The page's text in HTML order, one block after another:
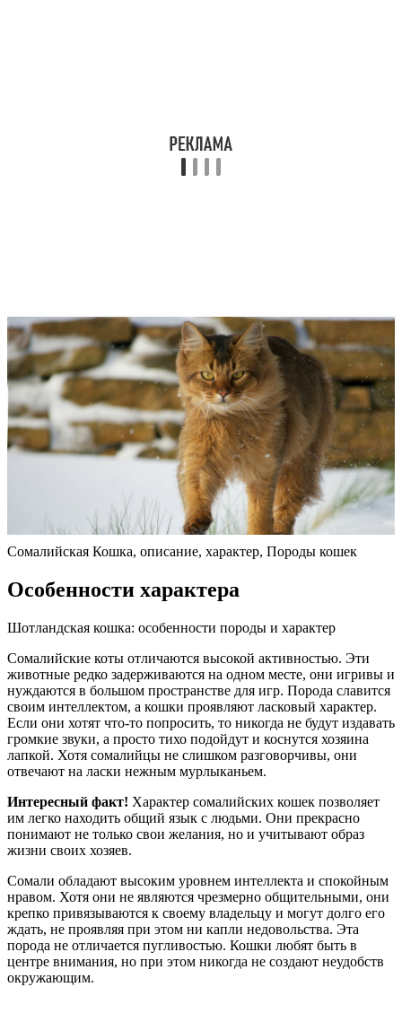
Сомалийская Кошка, описание, характер, Породы кошек
Особенности характера
Шотландская кошка: особенности породы и характер
Сомалийские коты отличаются высокой активностью. Эти
животные редко задерживаются на одном месте, они игривы и
нуждаются в большом пространстве для игр. Порода славится
своим интеллектом, а кошки проявляют ласковый характер.
Если они хотят что-то попросить, то никогда не будут издавать
громкие звуки, а просто тихо подойдут и коснутся хозяина
лапкой. Хотя сомалийцы не слишком разговорчивы, они
отвечают на ласки нежным мурлыканьем.
Интересный факт! Характер сомалийских кошек позволяет
им легко находить общий язык с людьми. Они прекрасно
понимают не только свои желания, но и учитывают образ
жизни своих хозяев.
Сомали обладают высоким уровнем интеллекта и спокойным
нравом. Хотя они не являются чрезмерно общительными, они
крепко привязываются к своему владельцу и могут долго его
ждать, не проявляя при этом ни капли недовольства. Эта
порода не отличается пугливостью. Кошки любят быть в
центре внимания, но при этом никогда не создают неудобств
окружающим.